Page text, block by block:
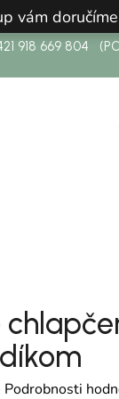
vám
918 669 804
produktu
Podrobnosti